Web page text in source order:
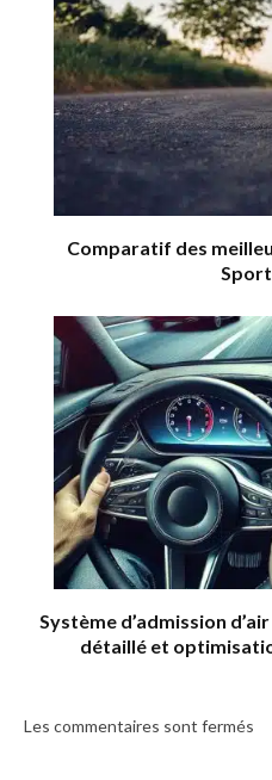
Comparatif des
Système d’admission
détaillé et
Les commentaires sont fermés